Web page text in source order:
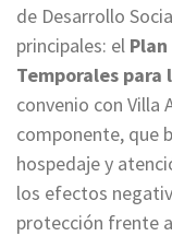
de Desarrollo
principales: el
Temporales para
convenio con Villa
componente, que
hospedaje y
los efectos
protección frente